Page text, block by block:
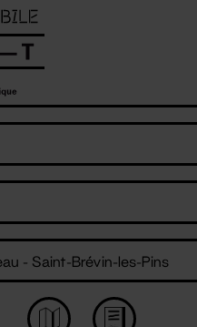
des cookies